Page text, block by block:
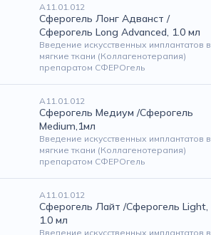
А11.01.012
Сферогель Лонг Адванст /
Сферогель Long Advanced, 1.0 мл
Введение искусственных имплантатов в
мягкие ткани (Коллагенотерапия)
препаратом СФЕРОгель
А11.01.012
Сферогель Медиум /Сферогель
Medium,1мл
Введение искусственных имплантатов в
мягкие ткани (Коллагенотерапия)
препаратом СФЕРОгель
А11.01.012
Сферогель Лайт /Сферогель Light,
1.0 мл
Введение искусственных имплантатов в